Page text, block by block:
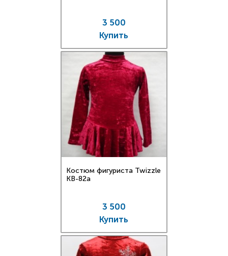
3 500
Купить
Костюм фигуриста Twizzle
KB-82a
3 500
Купить